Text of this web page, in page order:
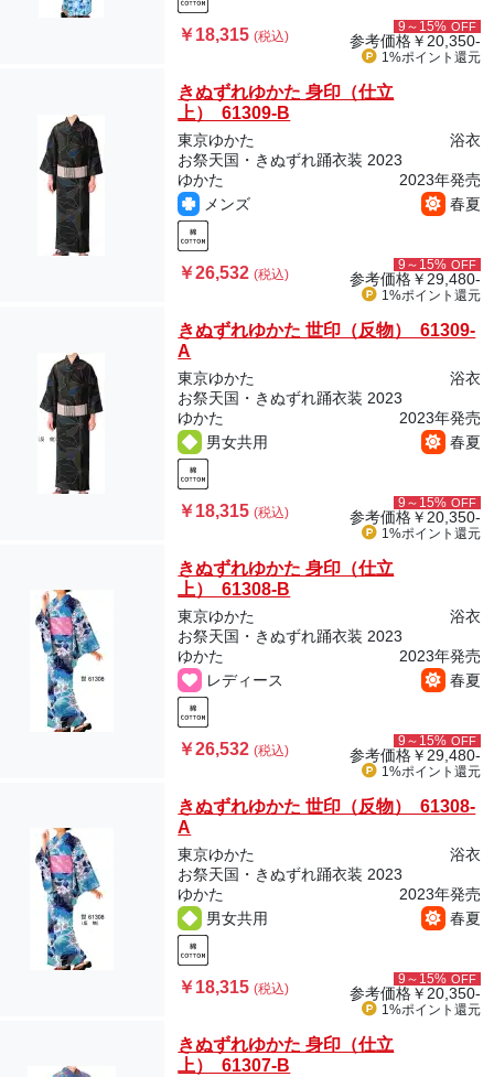
￥18,315(税込)
9～15% OFF
参考価格￥20,350-
1%ポイント 還元
きぬずれゆかた 身印（仕立
上） 61309-B
東京ゆかた
浴衣
お祭天国・きぬずれ踊衣装 2023
ゆかた
2023年発売
メンズ
春夏
￥26,532(税込)
9～15% OFF
参考価格￥29,480-
1%ポイント 還元
きぬずれゆかた 世印（反物） 61309-
A
東京ゆかた
浴衣
お祭天国・きぬずれ踊衣装 2023
ゆかた
2023年発売
男女共用
春夏
￥18,315(税込)
9～15% OFF
参考価格￥20,350-
1%ポイント 還元
きぬずれゆかた 身印（仕立
上） 61308-B
東京ゆかた
浴衣
お祭天国・きぬずれ踊衣装 2023
ゆかた
2023年発売
レディース
春夏
￥26,532(税込)
9～15% OFF
参考価格￥29,480-
1%ポイント 還元
きぬずれゆかた 世印（反物） 61308-
A
東京ゆかた
浴衣
お祭天国・きぬずれ踊衣装 2023
ゆかた
2023年発売
男女共用
春夏
￥18,315(税込)
9～15% OFF
参考価格￥20,350-
1%ポイント 還元
きぬずれゆかた 身印（仕立
上） 61307-B